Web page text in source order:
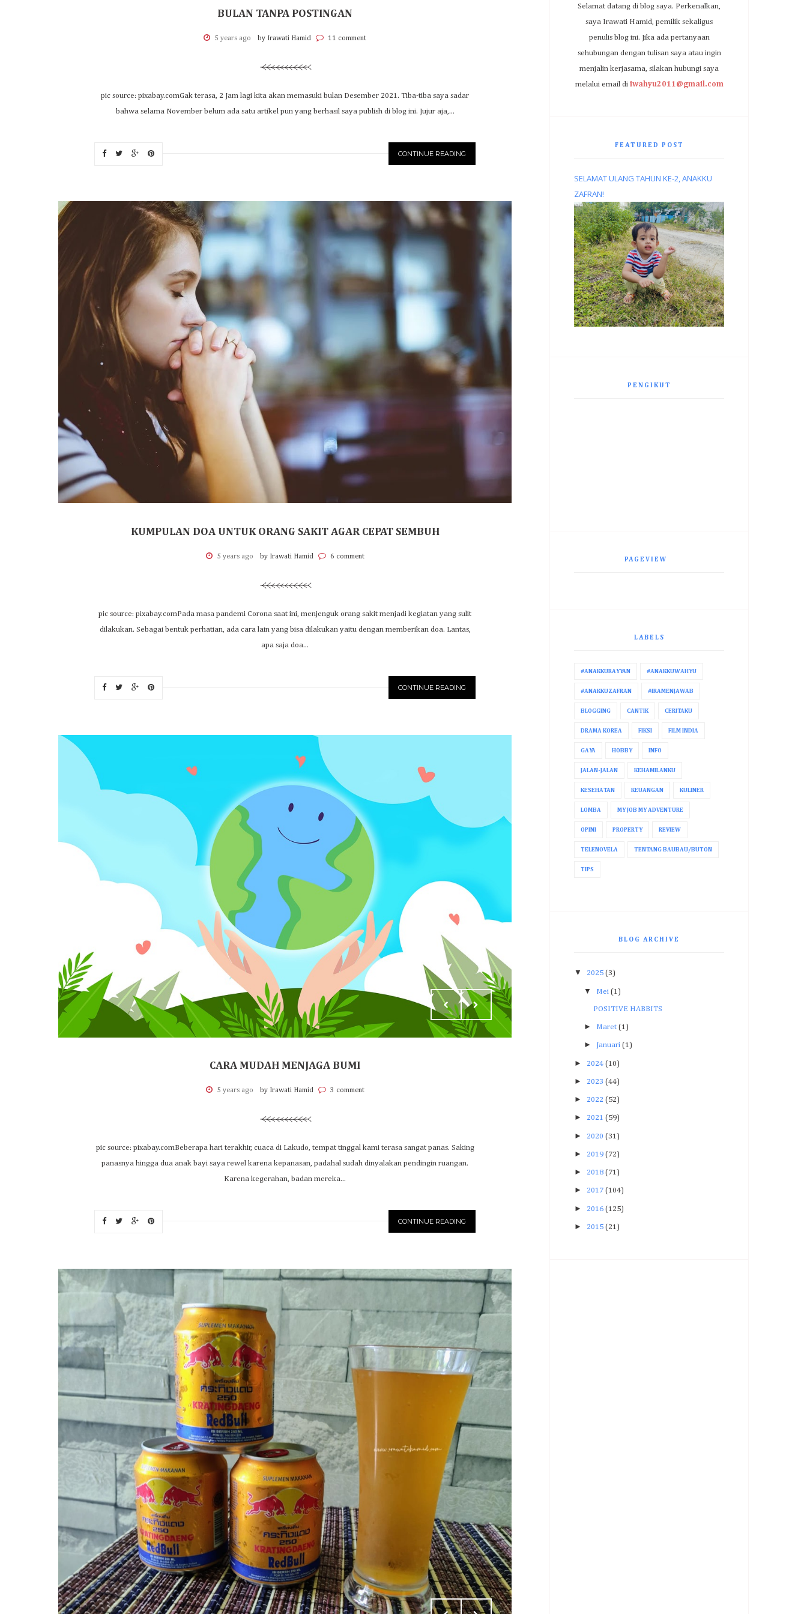
BULAN TANPA POSTINGAN
5 years ago by Irawati Hamid 11 comment
pic source: pixabay.comGak terasa, 2 Jam lagi kita akan memasuki bulan Desember 2021. Tiba-tiba saya sadar
bahwa selama November belum ada satu artikel pun yang berhasil saya publish di blog ini. Jujur aja,...
CONTINUE READING
KUMPULAN DOA UNTUK ORANG SAKIT AGAR CEPAT SEMBUH
5 years ago by Irawati Hamid 6 comment
pic source: pixabay.comPada masa pandemi Corona saat ini, menjenguk orang sakit menjadi kegiatan yang sulit
dilakukan. Sebagai bentuk perhatian, ada cara lain yang bisa dilakukan yaitu dengan memberikan doa. Lantas,
apa saja doa...
CONTINUE READING
CARA MUDAH MENJAGA BUMI
5 years ago by Irawati Hamid 3 comment
pic source: pixabay.comBeberapa hari terakhir, cuaca di Lakudo, tempat tinggal kami terasa sangat panas. Saking
panasnya hingga dua anak bayi saya rewel karena kepanasan, padahal sudah dinyalakan pendingin ruangan.
Karena kegerahan, badan mereka...
CONTINUE READING
Selamat datang di blog saya. Perkenalkan,
saya Irawati Hamid, pemilik sekaligus
penulis blog ini. Jika ada pertanyaan
sehubungan dengan tulisan saya atau ingin
menjalin kerjasama, silakan hubungi saya
melalui email di iwahyu2011@gmail.com
FEATURED POST
SELAMAT ULANG TAHUN KE-2, ANAKKU
ZAFRAN!
PENGIKUT
PAGEVIEW
LABELS
#ANAKKURAYYAN #ANAKKUWAHYU
#ANAKKUZAFRAN #IRAMENJAWAB
BLOGGING CANTIK CERITAKU
DRAMA KOREA FIKSI FILM INDIA
GAYA HOBBY INFO
JALAN-JALAN KEHAMILANKU
KESEHATAN KEUANGAN KULINER
LOMBA MY JOB MY ADVENTURE
OPINI PROPERTY REVIEW
TELENOVELA TENTANG BAUBAU/BUTON
TIPS
BLOG ARCHIVE
▼ 2025 (3)
▼ Mei (1)
POSITIVE HABBITS
► Maret (1)
► Januari (1)
► 2024 (10)
► 2023 (44)
► 2022 (52)
► 2021 (59)
► 2020 (31)
► 2019 (72)
► 2018 (71)
► 2017 (104)
► 2016 (125)
► 2015 (21)